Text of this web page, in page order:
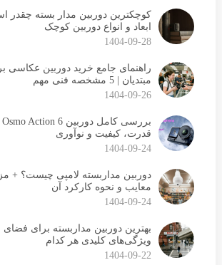
کوچکترین دوربین مدار بسته چقدر
ابعاد و انواع دوربین کوچک
1404-09-28
راهنمای جامع خرید دوربین عکاسی
مبتدیان | 5 مشخصه فنی مهم
1404-09-26
قدرت، کیفیت و نوآوری
1404-09-24
دوربین مداربسته لامپی چیست؟ +
معایب و نحوه کارکرد آن
1404-09-24
بهترین دوربین مداربسته برای فضای
ویژگی‌های کلیدی هر کدام
1404-09-22